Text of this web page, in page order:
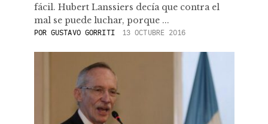
fácil. Hubert Lanssiers decía que contra el
mal se puede luchar, porque ...
POR GUSTAVO GORRITI 13 OCTUBRE 2016